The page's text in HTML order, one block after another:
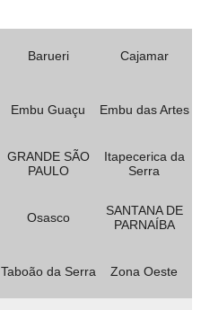
Barueri Cajamar
Embu Guaçu Embu das Artes
GRANDE SÃO
PAULO
Itapecerica da
Serra
Osasco
SANTANA DE
PARNAÍBA
Taboão da Serra Zona Oeste